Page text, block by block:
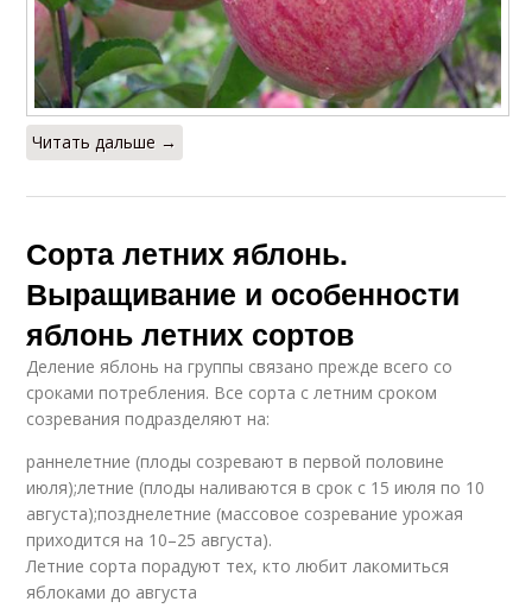
Читать дальше →
Сорта летних яблонь.
Выращивание и особенности
яблонь летних сортов
Деление яблонь на группы связано прежде всего со
сроками потребления. Все сорта с летним сроком
созревания подразделяют на:
раннелетние (плоды созревают в первой половине
июля);летние (плоды наливаются в срок с 15 июля по 10
августа);позднелетние (массовое созревание урожая
приходится на 10–25 августа).
Летние сорта порадуют тех, кто любит лакомиться
яблоками до августа